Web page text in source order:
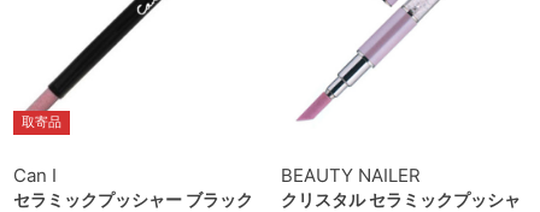
取寄品
Can I
セラミックプッシャー ブラック
BEAUTY NAILER
クリスタル セラミックプッシャ